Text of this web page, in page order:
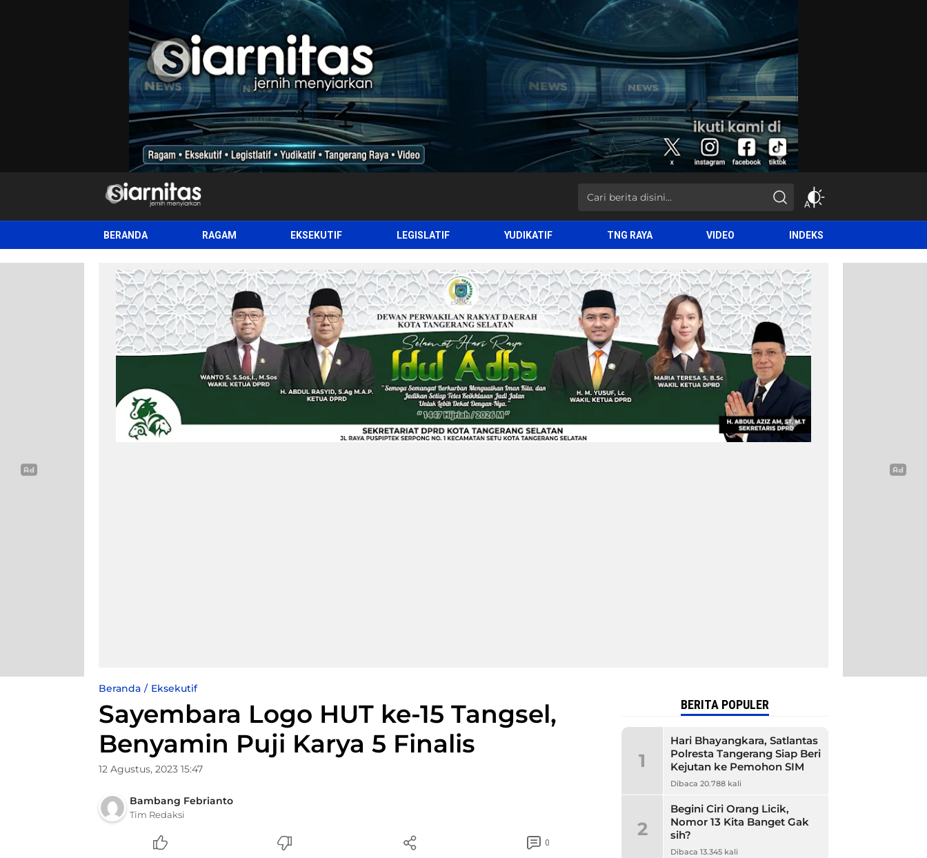
siarnitas
Jernih Menyiarkan
BERANDA RAGAM EKSEKUTIF LEGISLATIF YUDIKATIF TNG RAYA VIDEO INDEKS
Beranda Eksekutif
Sayembara Logo HUT ke-15 Tangsel,
Benyamin Puji Karya 5 Finalis
12 Agustus, 2023 15:47
Bambang Febrianto
Tim Redaksi
0
BERITA POPULER
1
Hari Bhayangkara, Satlantas
Polresta Tangerang Siap Beri
Kejutan ke Pemohon SIM
Dibaca 20.788 kali
2
Begini Ciri Orang Licik,
Nomor 13 Kita Banget Gak
sih?
Dibaca 13.345 kali